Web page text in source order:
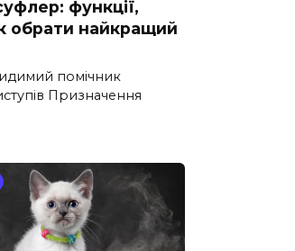
функції,
обрати найкращий
помічник
Призначення